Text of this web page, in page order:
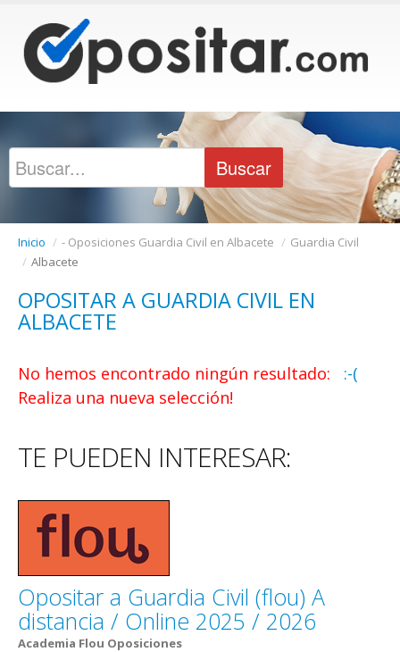
Inicio / - Oposiciones Guardia Civil en Albacete / Guardia Civil
/ Albacete
OPOSITAR A GUARDIA CIVIL EN
ALBACETE
No hemos encontrado ningún resultado: :-(
Realiza una nueva selección!
TE PUEDEN INTERESAR:
Opositar a Guardia Civil (flou) A
distancia / Online 2025 / 2026
Academia Flou Oposiciones